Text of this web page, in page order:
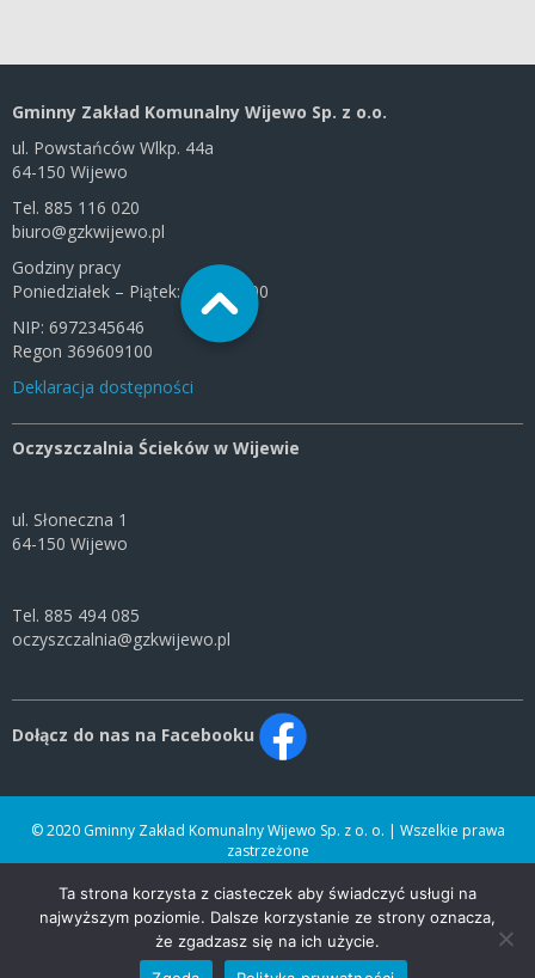
Gminny Zakład Komunalny Wijewo Sp. z o.o.
ul. Powstańców Wlkp. 44a
64-150 Wijewo
Tel. 885 116 020
biuro@gzkwijewo.pl
Godziny pracy
Poniedziałek – Piątek: 7:00–15:00
NIP: 6972345646
Regon 369609100
Deklaracja dostępności
Oczyszczalnia Ścieków w Wijewie
ul. Słoneczna 1
64-150 Wijewo
Tel. 885 494 085
oczyszczalnia@gzkwijewo.pl
Dołącz do nas na Facebooku
© 2020 Gminny Zakład Komunalny Wijewo Sp. z o. o. | Wszelkie prawa
zastrzeżone
Designed by YANIK Agencja Reklamowa Sp. z o.o.
Ta strona korzysta z ciasteczek aby świadczyć usługi na
najwyższym poziomie. Dalsze korzystanie ze strony oznacza,
że zgadzasz się na ich użycie.